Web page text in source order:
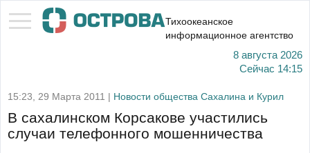
Тихоокеанское
информационное агентство
8 августа 2026
Сейчас 14:15
15:23, 29 Марта 2011 | Новости общества Сахалина и Курил
В сахалинском Корсакове участились
случаи телефонного мошенничества